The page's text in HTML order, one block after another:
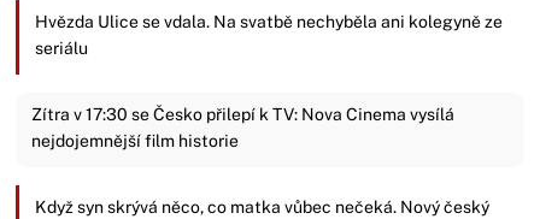
Hvězda Ulice se vdala. Na svatbě nechyběla ani kolegyně ze
seriálu
Zítra v 17:30 se Česko přilepí k TV: Nova Cinema vysílá
nejdojemnější film historie
Když syn skrývá něco, co matka vůbec nečeká. Nový český